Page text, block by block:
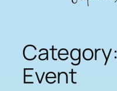
Category:
Event